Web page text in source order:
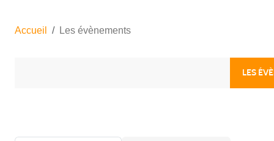
Accueil Les évènements
LES